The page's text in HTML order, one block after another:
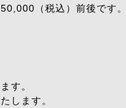
（税込）前後です。
す。
します。